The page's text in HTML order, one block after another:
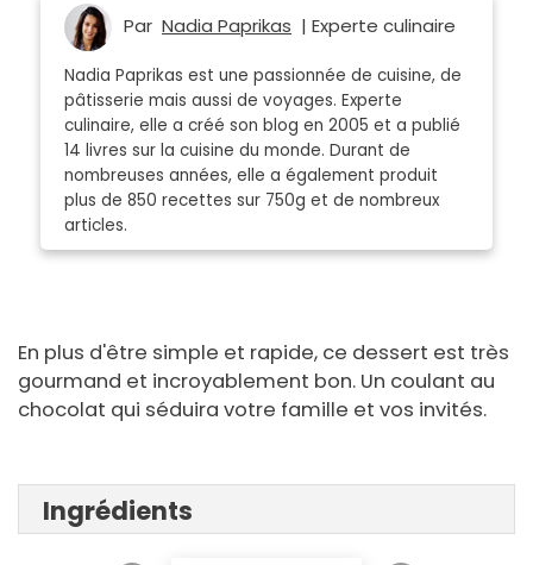
Par Nadia Paprikas | Experte culinaire
Nadia Paprikas est une passionnée de cuisine, de
pâtisserie mais aussi de voyages. Experte
culinaire, elle a créé son blog en 2005 et a publié
14 livres sur la cuisine du monde. Durant de
nombreuses années, elle a également produit
plus de 850 recettes sur 750g et de nombreux
articles.
En plus d'être simple et rapide, ce dessert est très
gourmand et incroyablement bon. Un coulant au
chocolat qui séduira votre famille et vos invités.
Ingrédients